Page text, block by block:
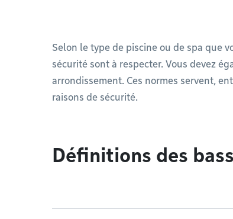
Selon le type de piscine ou de spa que
sécurité sont à respecter. Vous devez
arrondissement. Ces normes servent,
raisons de sécurité.
Définitions des